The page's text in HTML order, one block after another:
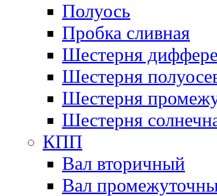
Полуось
Пробка сливная
Шестерня
Шестерня
Шестерня
Шестерня
КПП
Вал вторичный
Вал